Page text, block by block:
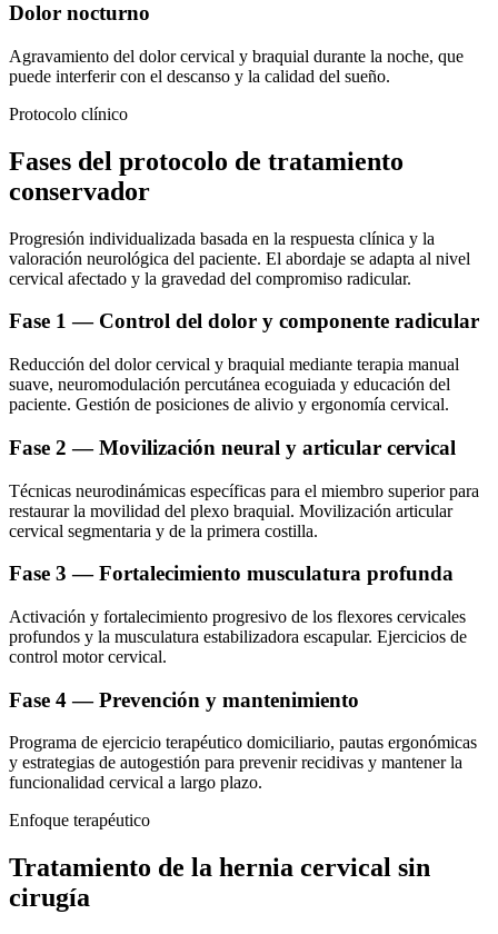
Dolor nocturno
Agravamiento del dolor cervical y braquial durante la noche, que
puede interferir con el descanso y la calidad del sueño.
Protocolo clínico
Fases del protocolo de tratamiento
conservador
Progresión individualizada basada en la respuesta clínica y la
valoración neurológica del paciente. El abordaje se adapta al nivel
cervical afectado y la gravedad del compromiso radicular.
Fase 1 — Control del dolor y componente radicular
Reducción del dolor cervical y braquial mediante terapia manual
suave, neuromodulación percutánea ecoguiada y educación del
paciente. Gestión de posiciones de alivio y ergonomía cervical.
Fase 2 — Movilización neural y articular cervical
Técnicas neurodinámicas específicas para el miembro superior para
restaurar la movilidad del plexo braquial. Movilización articular
cervical segmentaria y de la primera costilla.
Fase 3 — Fortalecimiento musculatura profunda
Activación y fortalecimiento progresivo de los flexores cervicales
profundos y la musculatura estabilizadora escapular. Ejercicios de
control motor cervical.
Fase 4 — Prevención y mantenimiento
Programa de ejercicio terapéutico domiciliario, pautas ergonómicas
y estrategias de autogestión para prevenir recidivas y mantener la
funcionalidad cervical a largo plazo.
Enfoque terapéutico
Tratamiento de la hernia cervical sin
cirugía